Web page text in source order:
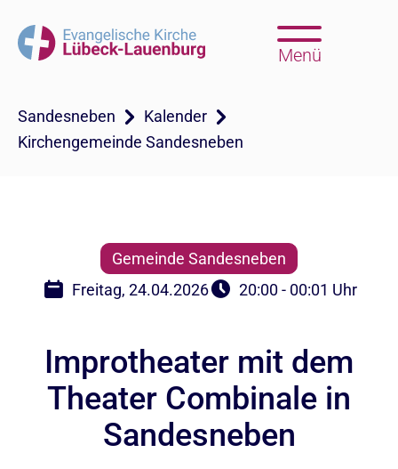
Menü
Sandesneben
Kalender
Kirchengemeinde Sandesneben
Gemeinde Sandesneben
Freitag, 24.04.2026
20:00 - 00:01 Uhr
Improtheater mit dem
Theater Combinale in
Sandesneben